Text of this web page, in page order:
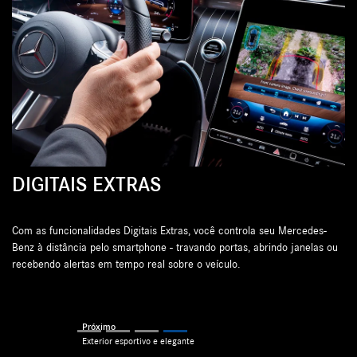
DIGITAIS EXTRAS
Com as funcionalidades Digitais Extras, você controla seu Mercedes-
Benz à distância pelo smartphone - travando portas, abrindo janelas ou
recebendo alertas em tempo real sobre o veículo.